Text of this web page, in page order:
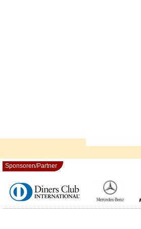
Sponsoren/Partner